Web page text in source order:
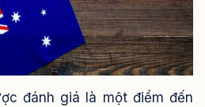
đánh giá là một điểm đến